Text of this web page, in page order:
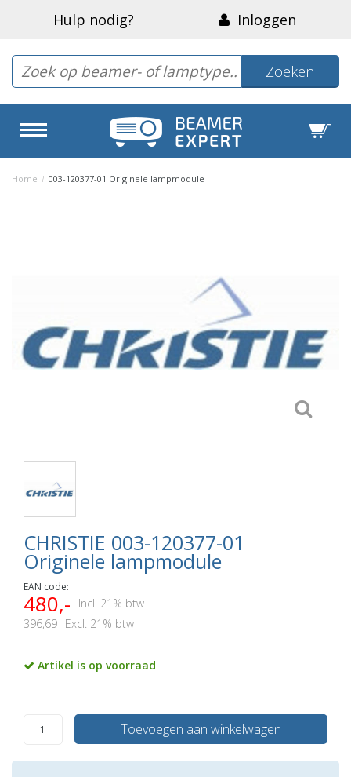
Hulp nodig? Inloggen
Zoeken
Home / 003-120377-01 Originele lampmodule
CHRISTIE 003-120377-01
Originele lampmodule
EAN code:
480,-
Incl. 21% btw
396,69 Excl. 21% btw
Artikel is op voorraad
Toevoegen aan winkelwagen